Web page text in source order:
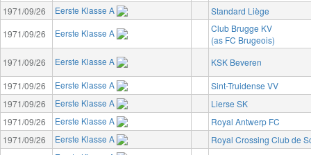
1971/09/26
Eerste Klasse A
Standard Liège
1971/09/26
Eerste Klasse A
Club Brugge KV
(as FC Brugeois)
1971/09/26
Eerste Klasse A
KSK Beveren
1971/09/26
Eerste Klasse A
Sint-Truidense VV
1971/09/26
Eerste Klasse A
Lierse SK
1971/09/26
Eerste Klasse A
Royal Antwerp FC
1971/09/26
Eerste Klasse A
Royal Crossing Club de